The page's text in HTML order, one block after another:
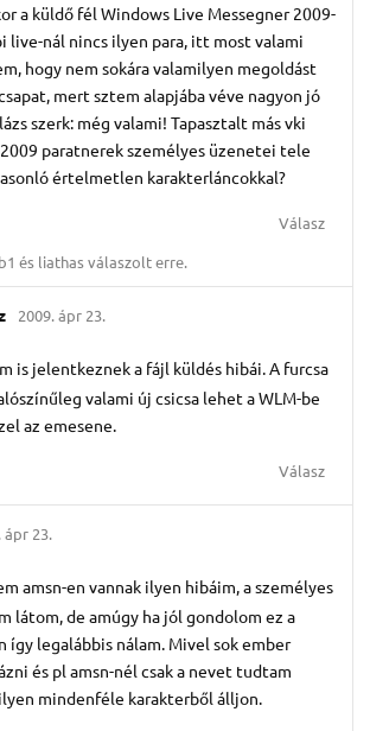
a küldő fél Windows Live Messegner 2009-
live-nál nincs ilyen para, itt most valami
hogy nem sokára valamilyen megoldást
mert sztem alapjába véve nagyon jó
szerk: még valami! Tapasztalt más vki
paratnerek személyes üzenetei tele
értelmetlen karakterláncokkal?
Válasz
és liathasválaszolt erre.
2009. ápr 23.
is jelentkeznek a fájl küldés hibái. A furcsa
valami új csicsa lehet a WLM-be
az emesene.
Válasz
ápr 23.
amsn-en vannak ilyen hibáim, a személyes
látom, de amúgy ha jól gondolom ez a
így legalábbis nálam. Mivel sok ember
és pl amsn-nél csak a nevet tudtam
mindenféle karakterből álljon.